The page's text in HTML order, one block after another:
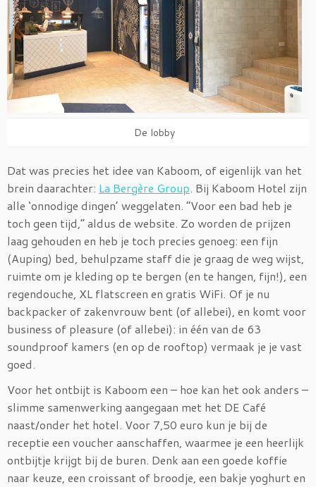
De lobby
Dat was precies het idee van Kaboom, of eigenlijk van het
brein daarachter: La Bergère Group. Bij Kaboom Hotel zijn
alle ‘onnodige dingen’ weggelaten. “Voor een bad heb je
toch geen tijd,” aldus de website. Zo worden de prijzen
laag gehouden en heb je toch precies genoeg: een fijn
(Auping) bed, behulpzame staff die je graag de weg wijst,
ruimte om je kleding op te bergen (en te hangen, fijn!), een
regendouche, XL flatscreen en gratis WiFi. Of je nu
backpacker of zakenvrouw bent (of allebei), en komt voor
business of pleasure (of allebei): in één van de 63
soundproof kamers (en op de rooftop) vermaak je je vast
goed.
Voor het ontbijt is Kaboom een – hoe kan het ook anders –
slimme samenwerking aangegaan met het DE Café
naast/onder het hotel. Voor 7,50 euro kun je bij de
receptie een voucher aanschaffen, waarmee je een heerlijk
ontbijtje krijgt bij de buren. Denk aan een goede koffie
naar keuze, een croissant of broodje, een bakje yoghurt en